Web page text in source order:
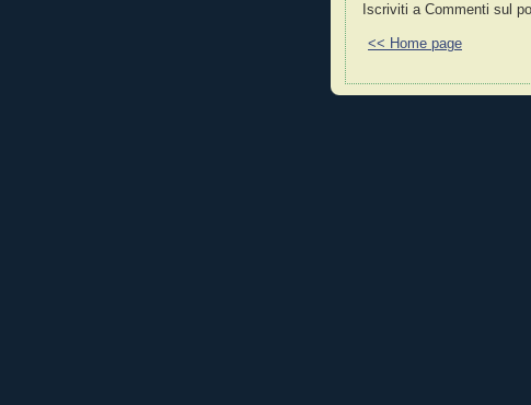
Iscriviti a Commenti sul
<< Home page